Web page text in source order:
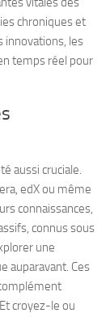
chroniques et
innovations, les
temps réel pour
aussi cruciale.
edX ou même
connaissances,
connus sous
une
auparavant. Ces
croyez-le ou